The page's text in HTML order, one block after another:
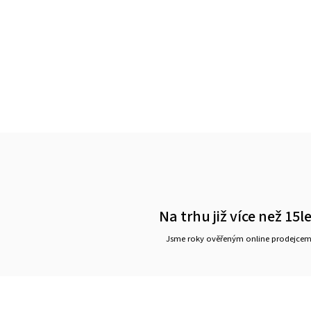
Na trhu již více než
Jsme roky ověřeným online prodejcem